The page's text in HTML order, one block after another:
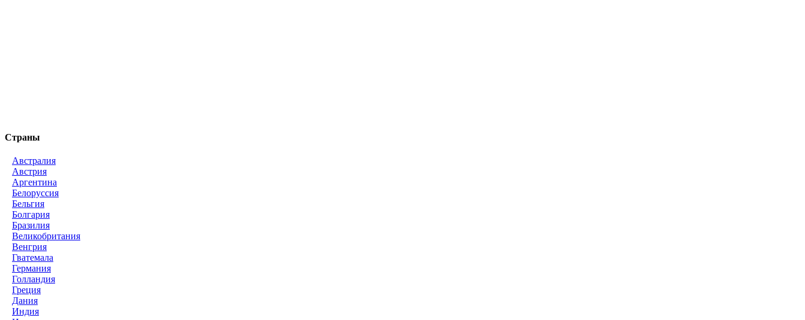
Страны
Австралия
Австрия
Аргентина
Белоруссия
Бельгия
Болгария
Бразилия
Великобритания
Венгрия
Гватемала
Германия
Голландия
Греция
Дания
Индия